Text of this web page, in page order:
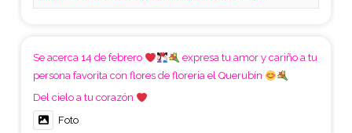
Se acerca 14 de febrero
expresa tu amor y cariño a tu
persona favorita con flores de floreria el Querubín
Del cielo a tu corazón
Foto